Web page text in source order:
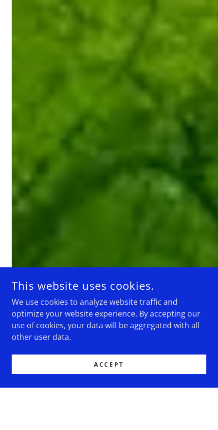
This website uses cookies.
We use cookies to analyze website traffic and
optimize your website experience. By accepting our
use of cookies, your data will be aggregated with all
other user data.
ACCEPT